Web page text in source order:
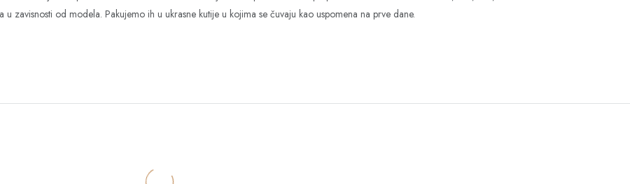
zavisnosti od modela. Pakujemo ih u ukrasne kutije u kojima se čuvaju kao uspomena na prve dane.